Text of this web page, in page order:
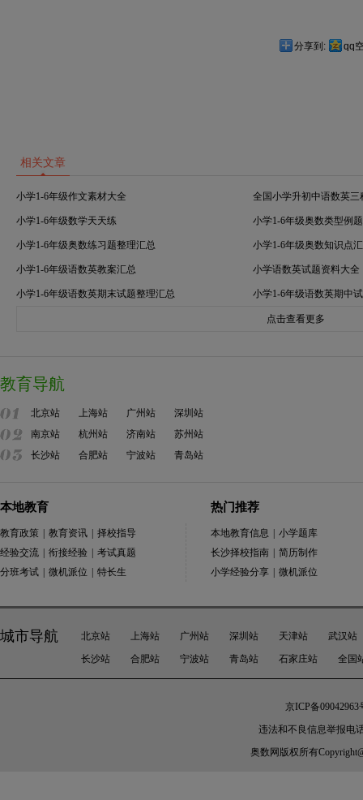
分享到: qq
相关文章
小学1-6年级作文素材大全 全国小学升初中语数英三
小学1-6年级数学天天练 小学1-6年级奥数类型例
小学1-6年级奥数练习题整理汇总 小学1-6年级奥数知识点
小学1-6年级语数英教案汇总 小学语数英试题资料大全
小学1-6年级语数英期末试题整理汇总 小学1-6年级语数英期中
点击查看更多
教育导航
北京站 上海站 广州站
深圳站
南京站
杭州站 济南站
苏州站
长沙站
合肥站 宁波站 青岛站
本地教育
教育政策 教育资讯
择校指导
经验交流
衔接经验
考试真题
分班考试
微机派位 特长生
热门推荐
本地教育信息
小学题库
长沙择校指南
简历制作
小学经验分享
微机派位
城市导航 北京站 上海站 广州站 深圳站 天津站
武汉站
长沙站
合肥站 宁波站 青岛站 石家庄站 全国
京ICP备09042963
违法和不良信息举报电
奥数网 版权所有